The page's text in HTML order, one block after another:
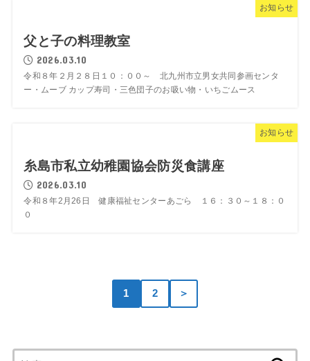
お知らせ
父と子の料理教室
2026.03.10
令和８年２月２８日１０：００～ 北九州市立男女共同参画センタ
ー・ムーブ カップ寿司・三色団子のお吸い物・いちごムース
お知らせ
糸島市私立幼稚園協会防災食講座
2026.03.10
令和８年2月26日 健康福祉センターあごら １６：３０～１８：０
０
1 2 ＞